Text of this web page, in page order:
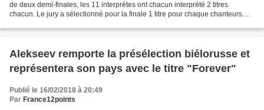
de deux demi-finales, les 11 interprètes ont chacun interprété 2 titres
chacun. Le jury a sélectionné pour la finale 1 titre pour chaque chanteurs.
Alekseev remporte la présélection biélorusse et
représentera son pays avec le titre "Forever"
Publié le 16/02/2018 à 20:49
Par France12points